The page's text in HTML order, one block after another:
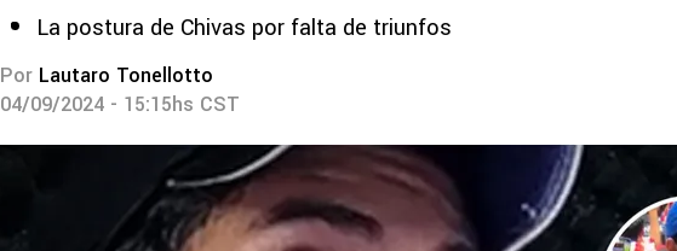
La postura de Chivas por falta de triunfos
Por Lautaro Tonellotto
04/09/2024 - 15:15hs CST